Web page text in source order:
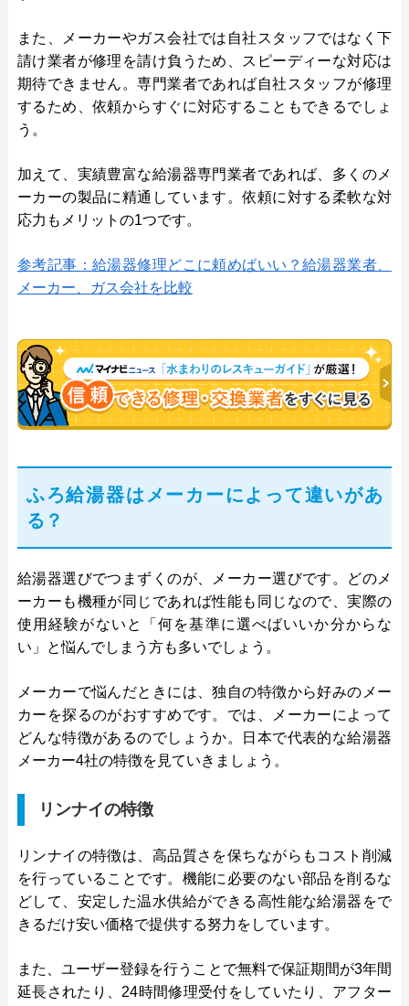
また、メーカーやガス会社では自社スタッフではなく下
請け業者が修理を請け負うため、スピーディーな対応は
期待できません。専門業者であれば自社スタッフが修理
するため、依頼からすぐに対応することもできるでしょ
う。
加えて、実績豊富な給湯器専門業者であれば、多くのメ
ーカーの製品に精通しています。依頼に対する柔軟な対
応力もメリットの1つです。
参考記事：給湯器修理どこに頼めばいい？給湯器業者、
メーカー、ガス会社を比較
ふろ給湯器はメーカーによって違いがあ
る？
給湯器選びでつまずくのが、メーカー選びです。どのメ
ーカーも機種が同じであれば性能も同じなので、実際の
使用経験がないと「何を基準に選べばいいか分からな
い」と悩んでしまう方も多いでしょう。
メーカーで悩んだときには、独自の特徴から好みのメー
カーを探るのがおすすめです。では、メーカーによって
どんな特徴があるのでしょうか。日本で代表的な給湯器
メーカー4社の特徴を見ていきましょう。
リンナイの特徴
リンナイの特徴は、高品質さを保ちながらもコスト削減
を行っていることです。機能に必要のない部品を削るな
どして、安定した温水供給ができる高性能な給湯器をで
きるだけ安い価格で提供する努力をしています。
また、ユーザー登録を行うことで無料で保証期間が3年間
延長されたり、24時間修理受付をしていたり、アフター